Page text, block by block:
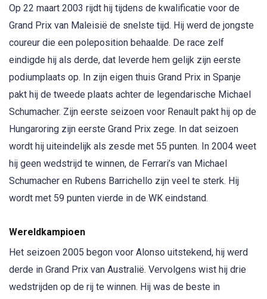
Op 22 maart 2003 rijdt hij tijdens de kwalificatie voor de
Grand Prix van Maleisië de snelste tijd. Hij werd de jongste
coureur die een poleposition behaalde. De race zelf
eindigde hij als derde, dat leverde hem gelijk zijn eerste
podiumplaats op. In zijn eigen thuis Grand Prix in Spanje
pakt hij de tweede plaats achter de legendarische Michael
Schumacher. Zijn eerste seizoen voor Renault pakt hij op de
Hungaroring zijn eerste Grand Prix zege. In dat seizoen
wordt hij uiteindelijk als zesde met 55 punten. In 2004 weet
hij geen wedstrijd te winnen, de Ferrari’s van Michael
Schumacher en Rubens Barrichello zijn veel te sterk. Hij
wordt met 59 punten vierde in de WK eindstand.
Wereldkampioen
Het seizoen 2005 begon voor Alonso uitstekend, hij werd
derde in Grand Prix van Australië. Vervolgens wist hij drie
wedstrijden op de rij te winnen. Hij was de beste in